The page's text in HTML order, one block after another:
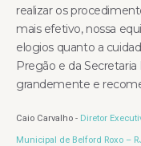
realizar os
mais efetivo, nossa
elogios quanto a
Pregão e da
grandemente e
Caio Carvalho - Diretor
Municipal de Belford Roxo –